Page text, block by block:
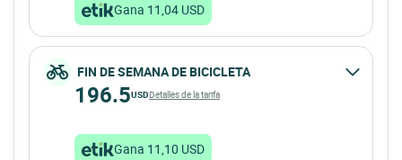
Gana 11,04 USD
FIN DE SEMANA DE BICICLETA
196.5USDDetalles de la tarifa
Gana 11,10 USD